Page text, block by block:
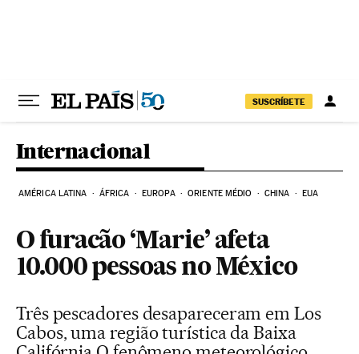
SUSCRÍBETE
Internacional
AMÉRICA LATINA ÁFRICA EUROPA ORIENTE MÉDIO CHINA EUA
O furacão ‘Marie’ afeta
10.000 pessoas no México
Três pescadores desapareceram em Los
Cabos, uma região turística da Baixa